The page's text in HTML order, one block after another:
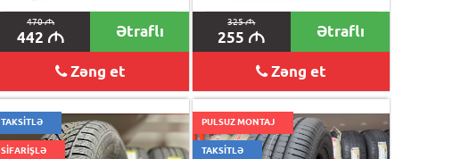
470M
442 M Ətraflı
Zəng et
325M
255 M Ətraflı
Zəng et
TAKSİTLƏ
SİFARİŞLƏ
PULSUZ MONTAJ
TAKSİTLƏ